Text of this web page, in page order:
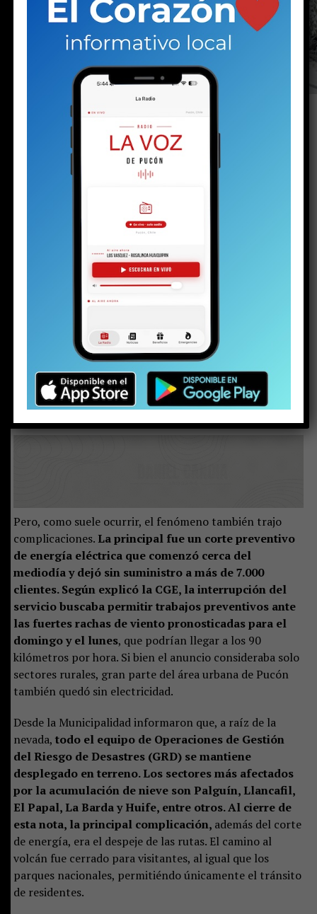
Hasta 60 centímetros de nieve se acumulan en
los sectores altos de la comuna. Para el
domingo y el lunes, el puelche aparece como
la principal amenaza, con ráfagas que podrían
alcanzar los 90 kilómetros por hora.
(Apoya el periodismo local e independiente
haciéndote socio de La Voz de Pucón)
fenómeno climático comenzó la tarde del viernes, se
intensificó durante la madrugada del sábado y, ya
por la mañana, el manto blanco cubría gran parte
del Pucón rural.En los sectores más altos, al cierre de
esta nota, la nieve alcanzaba los 60 centímetros de
acumulación.
Pero, como suele ocurrir, el fenómeno también trajo
complicaciones. La principal fue un corte preventivo
de energía eléctrica que comenzó cerca del
mediodía y dejó sin suministro a más de 7.000
clientes. Según explicó la CGE, la interrupción del
servicio buscaba permitir trabajos preventivos ante
las fuertes rachas de viento pronosticadas para el
domingo y el lunes, que podrían llegar a los 90
kilómetros por hora. Si bien el anuncio consideraba solo
sectores rurales, gran parte del área urbana de Pucón
también quedó sin electricidad.
Desde la Municipalidad informaron que, a raíz de la
nevada, todo el equipo de Operaciones de Gestión
del Riesgo de Desastres (GRD) se mantiene
desplegado en terreno. Los sectores más afectados
por la acumulación de nieve son Palguín, Llancafil,
El Papal, La Barda y Huife, entre otros. Al cierre de
esta nota, la principal complicación, además del corte
de energía, era el despeje de las rutas. El camino al
volcán fue cerrado para visitantes, al igual que los
parques nacionales, permitiéndo únicamente el tránsito
de residentes.